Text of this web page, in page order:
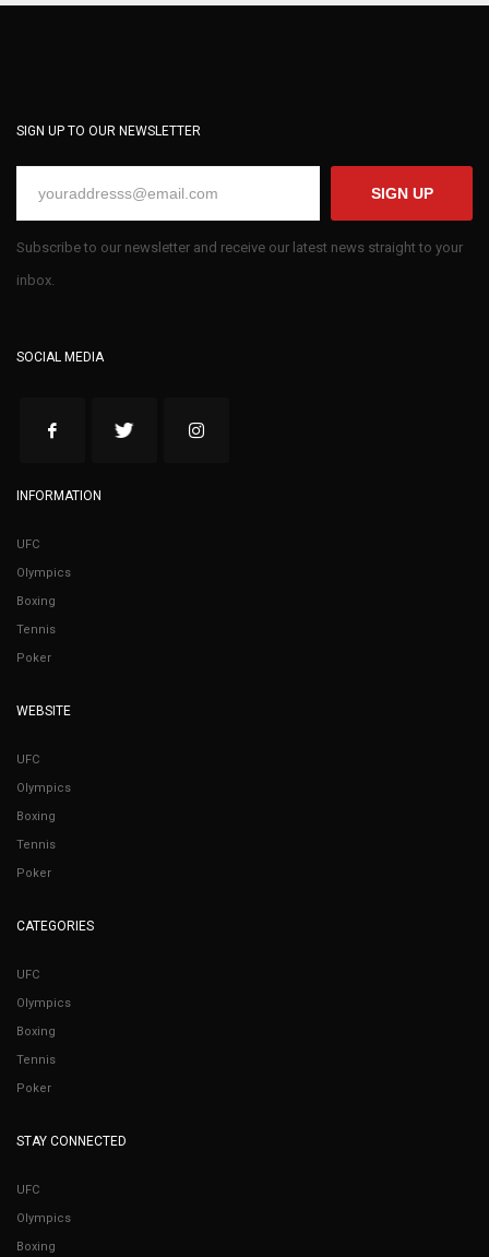
SIGN UP TO OUR NEWSLETTER
SIGN UP
Subscribe to our newsletter and receive our latest news straight to your
inbox.
SOCIAL MEDIA
INFORMATION
UFC
Olympics
Boxing
Tennis
Poker
WEBSITE
UFC
Olympics
Boxing
Tennis
Poker
CATEGORIES
UFC
Olympics
Boxing
Tennis
Poker
STAY CONNECTED
UFC
Olympics
Boxing